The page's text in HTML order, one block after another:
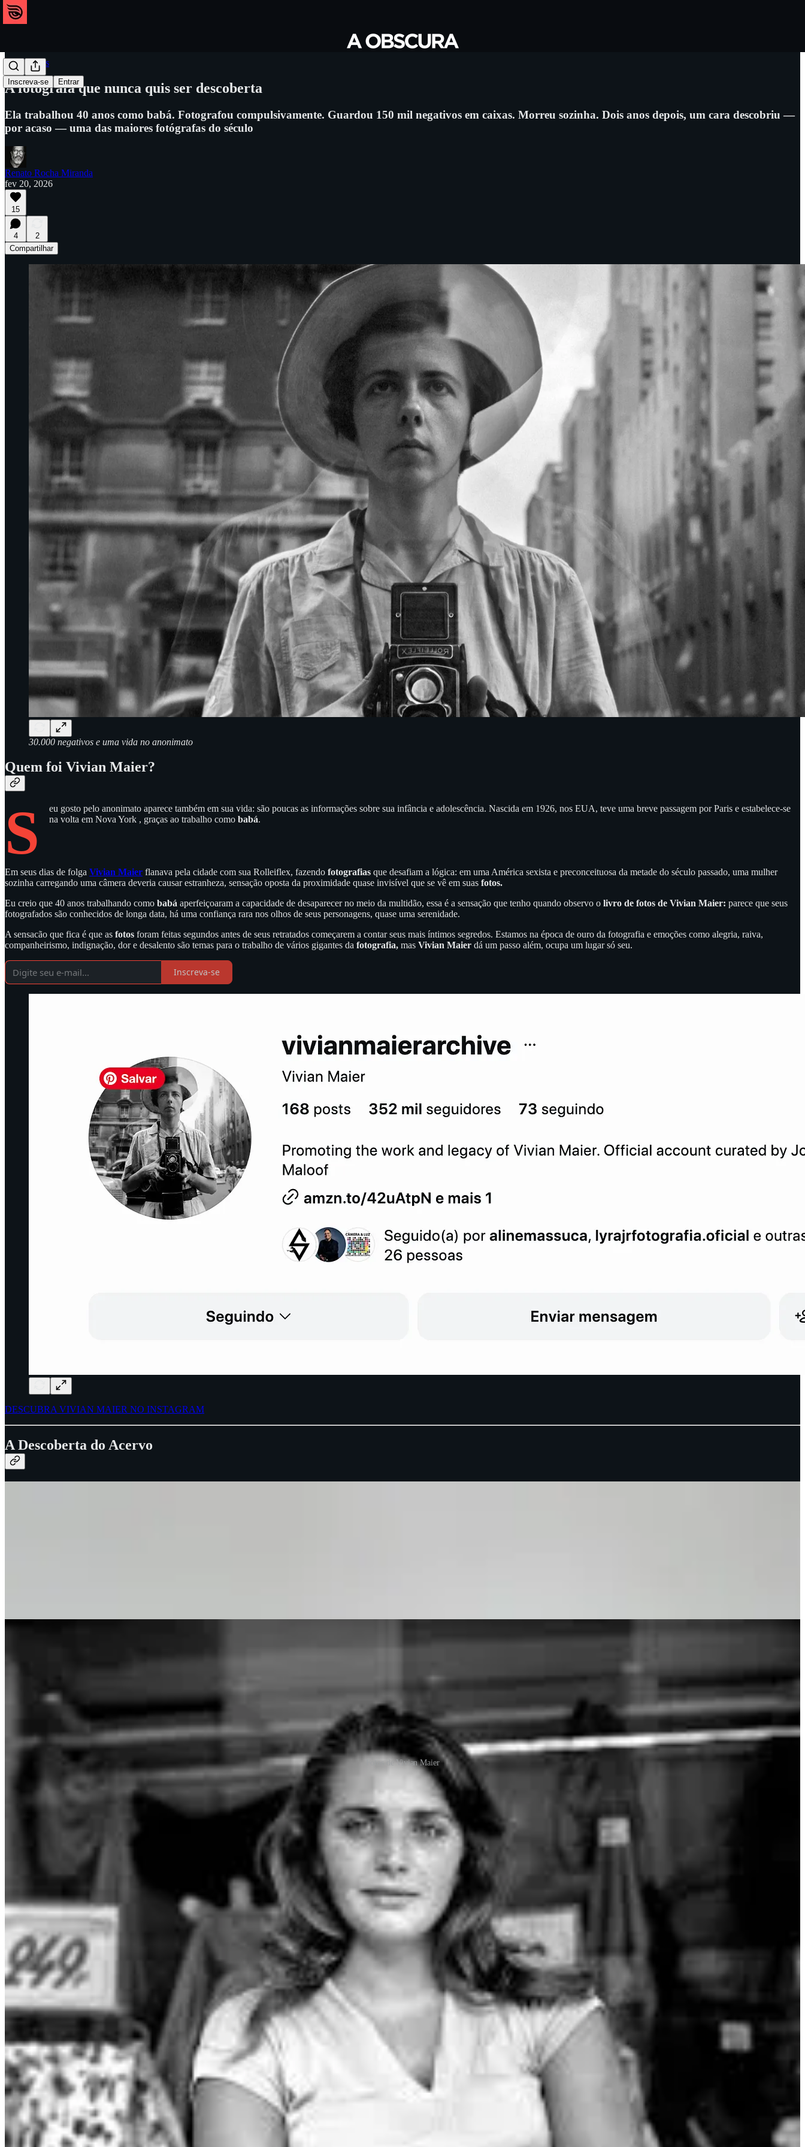
Inscreva-se Entrar
Referências
A fotógrafa que nunca quis ser descoberta
Ela trabalhou 40 anos como babá. Fotografou compulsivamente. Guardou 150 mil negativos em caixas. Morreu sozinha. Dois anos depois, um cara descobriu —
por acaso — uma das maiores fotógrafas do século
Renato Rocha Miranda
fev 20, 2026
15
4
2
Compartilhar
30.000 negativos e uma vida no anonimato
Quem foi Vivian Maier?
S
eu gosto pelo anonimato aparece também em sua vida: são poucas as informações sobre sua infância e adolescência. Nascida em 1926, nos EUA, teve uma breve passagem por Paris e estabelece-se
na volta em Nova York , graças ao trabalho como babá.
Em seus dias de folga Vivian Maier flanava pela cidade com sua Rolleiflex, fazendo fotografias que desafiam a lógica: em uma América sexista e preconceituosa da metade do século passado, uma mulher
sozinha carregando uma câmera deveria causar estranheza, sensação oposta da proximidade quase invisível que se vê em suas fotos.
Eu creio que 40 anos trabalhando como babá aperfeiçoaram a capacidade de desaparecer no meio da multidão, essa é a sensação que tenho quando observo o livro de fotos de Vivian Maier: parece que seus
fotografados são conhecidos de longa data, há uma confiança rara nos olhos de seus personagens, quase uma serenidade.
A sensacão que fica é que as fotos foram feitas segundos antes de seus retratados começarem a contar seus mais íntimos segredos. Estamos na época de ouro da fotografia e emoções como alegria, raiva,
companheirismo, indignação, dor e desalento são temas para o trabalho de vários gigantes da fotografia, mas Vivian Maier dá um passo além, ocupa um lugar só seu.
Inscreva-se
DESCUBRA VIVIAN MAIER NO INSTAGRAM
A Descoberta do Acervo
Fotos de Vivian Maier
Vivian Maier John Maloof, sem ele não saberíamos que essa tímida e quietababá
John arrematou em um leilão em 2007, por menos de 400 dólares, uma mala imensa repleta com 30 mil negativos e 1600 rolos de filmes não revelados da então falecida fotógrafa.
não respirou sequer um segundo de fama, tudo foi construído após a descoberta de John, que também colheu todos os louros, realizou diversas exposições, livros e até um documentário (2013): “
QUERO ASSISTIR AO DOCUMENTÁRIO
O link acima leva ao documentário integral, mas veja o trailer aqui embaixo, recomendadíssimo: